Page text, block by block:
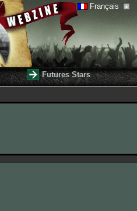
Français
Futures Stars